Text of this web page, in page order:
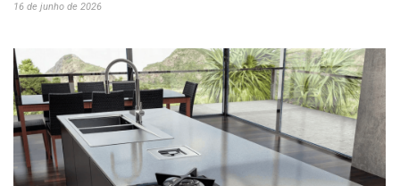
16 de junho de 2026